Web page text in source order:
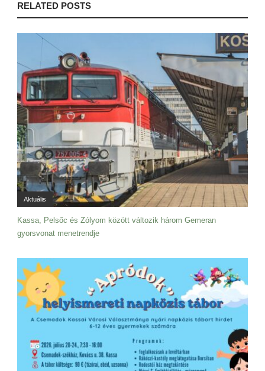
RELATED POSTS
Aktuális
Kassa, Pelsőc és Zólyom között változik három Gemeran
gyorsvonat menetrendje